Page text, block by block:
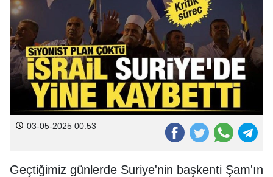
03-05-2025 00:53
Geçtiğimiz günlerde Suriye'nin başkenti Şam'ın